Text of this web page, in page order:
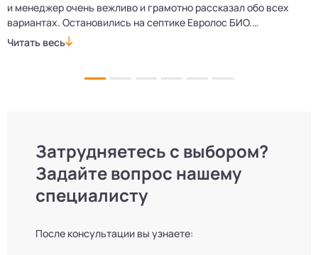
и менеджер очень вежливо и грамотно рассказал обо всех
вариантах. Остановились на септике Евролос БИО.
Монтажники приехали вовремя, установили всё быстро
Читать весь
Затрудняетесь с выбором?
Задайте вопрос нашему
специалисту
После консультации вы узнаете: